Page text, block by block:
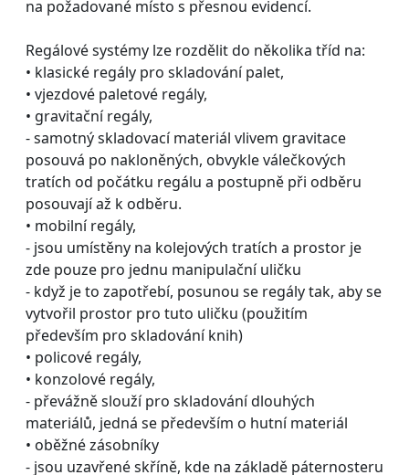
na požadované místo s přesnou evidencí.
Regálové systémy lze rozdělit do několika tříd na:
• klasické regály pro skladování palet,
• vjezdové paletové regály,
• gravitační regály,
- samotný skladovací materiál vlivem gravitace
posouvá po nakloněných, obvykle válečkových
tratích od počátku regálu a postupně při odběru
posouvají až k odběru.
• mobilní regály,
- jsou umístěny na kolejových tratích a prostor je
zde pouze pro jednu manipulační uličku
- když je to zapotřebí, posunou se regály tak, aby se
vytvořil prostor pro tuto uličku (použitím
především pro skladování knih)
• policové regály,
• konzolové regály,
- převážně slouží pro skladování dlouhých
materiálů, jedná se především o hutní materiál
• oběžné zásobníky
- jsou uzavřené skříně, kde na základě páternosteru